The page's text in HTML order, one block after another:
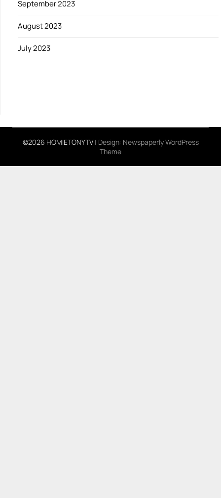
September 2023
August 2023
July 2023
©2026 HOMIETONYTV| Design: Newspaperly WordPress
Theme